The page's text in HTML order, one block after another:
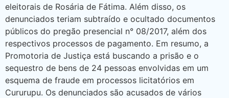
eleitorais de Rosária de Fátima. Além disso, os
denunciados teriam subtraído e ocultado documentos
públicos do pregão presencial n° 08/2017, além dos
respectivos processos de pagamento. Em resumo, a
Promotoria de Justiça está buscando a prisão e o
sequestro de bens de 24 pessoas envolvidas em um
esquema de fraude em processos licitatórios em
Cururupu. Os denunciados são acusados de vários